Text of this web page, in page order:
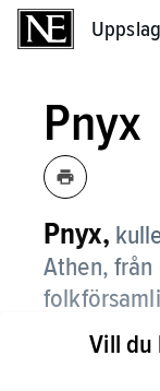
Pnyx
Pnyx,
Athen,
Pnyx var
Vill du